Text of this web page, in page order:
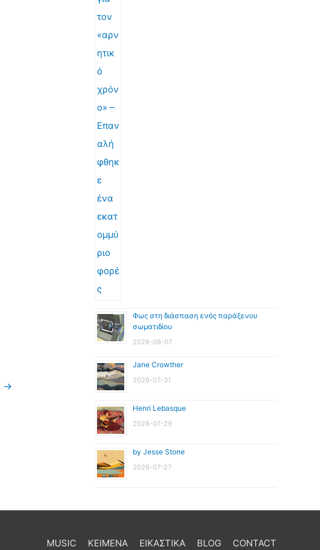
→
Φως στη διάσπαση ενός παράξενου
σωματιδίου
2026-08-07
Jane Crowther
2026-07-31
Henri Lebasque
2026-07-29
by Jesse Stone
2026-07-27
MUSIC ΚΕΙΜΕΝΑ ΕΙΚΑΣΤΙΚΑ BLOG CONTACT